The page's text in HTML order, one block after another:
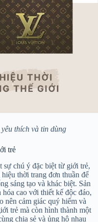
thích và tin dùng
trẻ
sự chú ý đặc biệt từ giới trẻ,
thời trang đơn thuần để
sáng tạo và khác biệt. Sản
cao với thiết kế độc đáo,
nên cảm giác quý hiếm và
trẻ mà còn hình thành một
chia sẻ và ủng hộ nhau